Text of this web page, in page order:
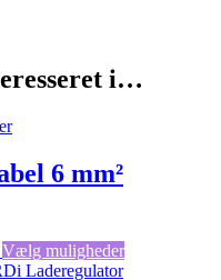
i…
6 mm²
Vælg mulighederDette
vare